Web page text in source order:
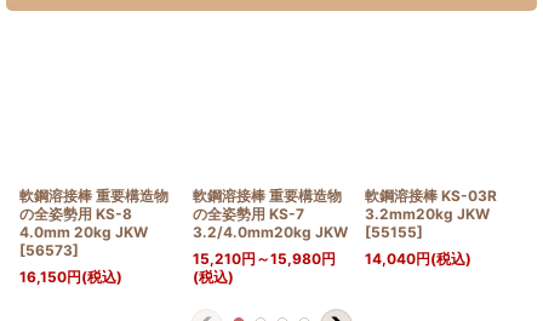
軟鋼溶接棒 重要構造物
の全姿勢用 KS-8
4.0mm 20kg JKW
[56573]
16,150円(税込)
軟鋼溶接棒 重要構造物
の全姿勢用 KS-7
3.2/4.0mm20kg JKW
15,210円 ～15,980円
(税込)
軟鋼溶接棒 KS-03R
3.2mm20kg JKW
[55155]
14,040円(税込)